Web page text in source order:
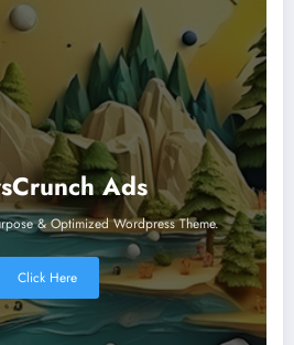
Ads
& Optimized Wordpress Theme.
Click Here